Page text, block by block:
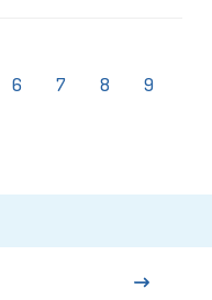
6 7 8
9